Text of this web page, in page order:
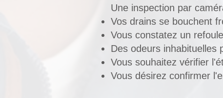
Une inspection par
Vos drains se bouchent
Vous constatez un
Des odeurs inhabituelles
Vous souhaitez vérifier
Vous désirez confirmer